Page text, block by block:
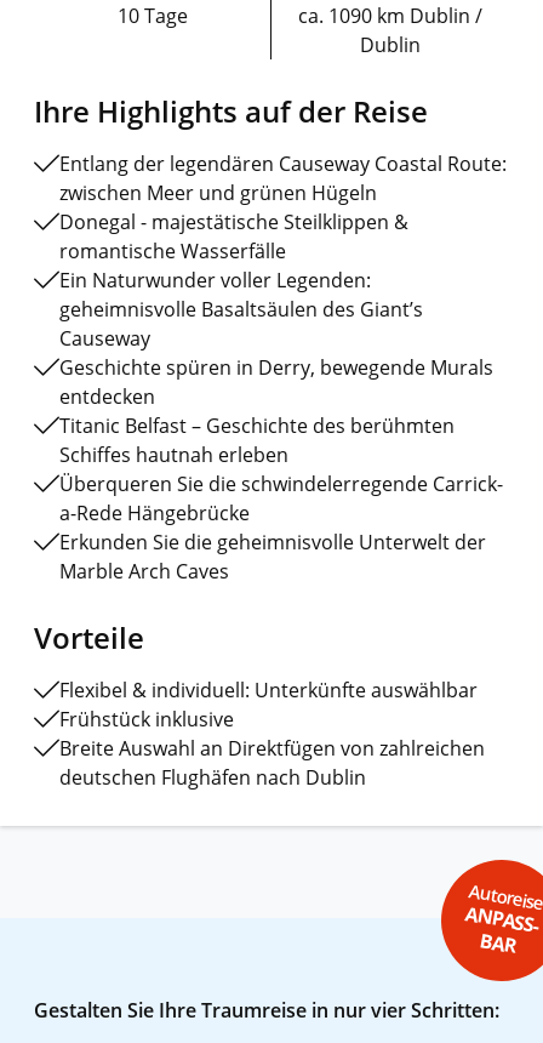
10 Tage
ca. 1090 km Dublin /
Dublin
Ihre Highlights auf der Reise
Entlang der legendären Causeway Coastal Route:
zwischen Meer und grünen Hügeln
Donegal - majestätische Steilklippen &
romantische Wasserfälle
Ein Naturwunder voller Legenden:
geheimnisvolle Basaltsäulen des Giant’s
Causeway
Geschichte spüren in Derry, bewegende Murals
entdecken
Titanic Belfast – Geschichte des berühmten
Schiffes hautnah erleben
Überqueren Sie die schwindelerregende Carrick-
a-Rede Hängebrücke
Erkunden Sie die geheimnisvolle Unterwelt der
Marble Arch Caves
Vorteile
Flexibel & individuell: Unterkünfte auswählbar
Frühstück inklusive
Breite Auswahl an Direktfügen von zahlreichen
deutschen Flughäfen nach Dublin
ANPASS-
BAR
Gestalten Sie Ihre Traumreise in nur vier Schritten: